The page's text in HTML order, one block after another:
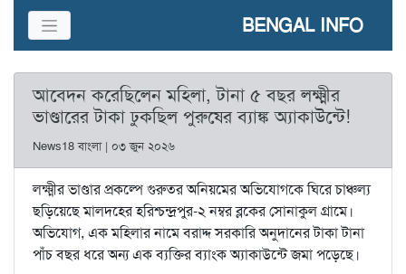
BENGAL INFO
আবেদন করেছিলেন মহিলা, টানা ৫ বছর লক্ষ্মীর
ভাণ্ডারের টাকা ঢুকছিল পুরুষের ব্যাঙ্ক অ্যাকাউন্টে!
News18 বাংলা | ০৩ জুন ২০২৬
লক্ষ্মীর ভাণ্ডার প্রকল্পে গুরুতর অনিয়মের অভিযোগকে ঘিরে চাঞ্চল্য
ছড়িয়েছে মালদহের হরিশ্চন্দ্রপুর-২ নম্বর ব্লকের সোনাকুল গ্রামে।
অভিযোগ, এক মহিলার নামে বরাদ্দ সরকারি অনুদানের টাকা টানা
পাঁচ বছর ধরে অন্য এক ব্যক্তির ব্যাংক অ্যাকাউন্টে জমা পড়েছে।